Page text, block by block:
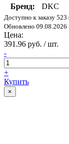
Бренд:
DKC
Доступно к заказу 523
Обновлено 09.08.2026
Цена:
391.96 руб. / шт.
-
+
Купить
×